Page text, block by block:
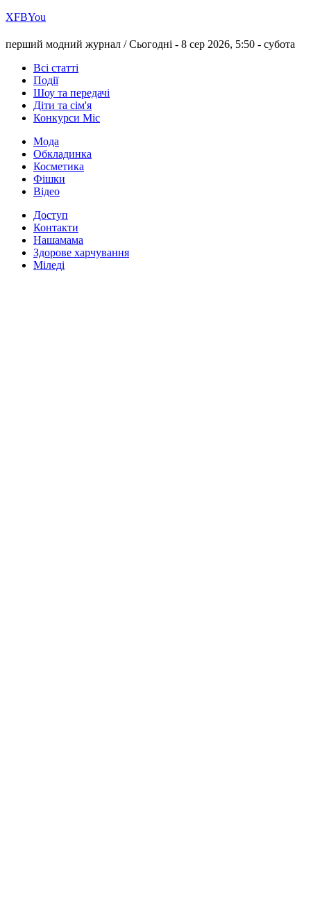
ХFBYou
перший модний журнал /Сьогодні - 8 сер 2026, 5:50 - субота
Всі статті
Події
Шоу та передачі
Діти та сім'я
Конкурси Міс
Мода
Обкладинка
Косметика
Фішки
Відео
Доступ
Контакти
Нашамама
Здорове харчування
Міледі